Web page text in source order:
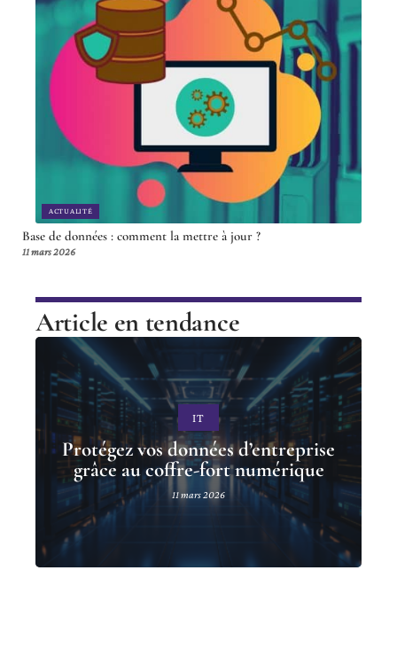
ACTUALITÉ
Base de données : comment la mettre à jour ?
11 mars 2026
Article en tendance
IT
Protégez vos données d’entreprise
grâce au coffre-fort numérique
11 mars 2026